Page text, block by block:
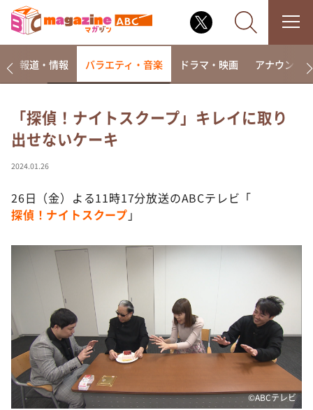
なるみ・岡村の過ぎるTV
相席食堂
～人生密着トークバラエティ！～ やすとものいたっ
て真剣です
news おかえり
河合＆A.B.C-Z塚田×福井アナ「なんでやねん！？」
（news おかえり）
DAIGOも台所 ～きょうの献立 何にする？～
本日はダイアンなり！シーズン２
朝だ！生です旅サラダ
教えて！ニュースライブ 正義のミカタ
報道・情報 バラエティ・音楽 ドラマ・映画 アナウンサー
「探偵！ナイトスクープ」キレイに取り
出せないケーキ
2024.01.26
26日（金）よる11時17分放送のABCテレビ「
探偵！ナイトスクープ 」
©ABCテレビ